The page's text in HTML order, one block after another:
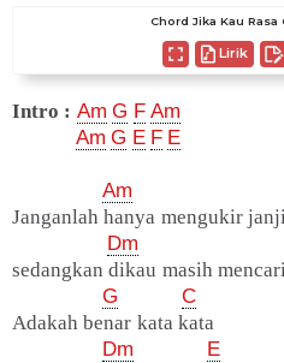
Chord Jika Kau Rasa
Lirik
Intro : Am G F Am
Am G E F E
Am
Janganlah hanya mengukir
Dm
sedangkan dikau masih
G
C
Adakah benar kata kata
Dm
E